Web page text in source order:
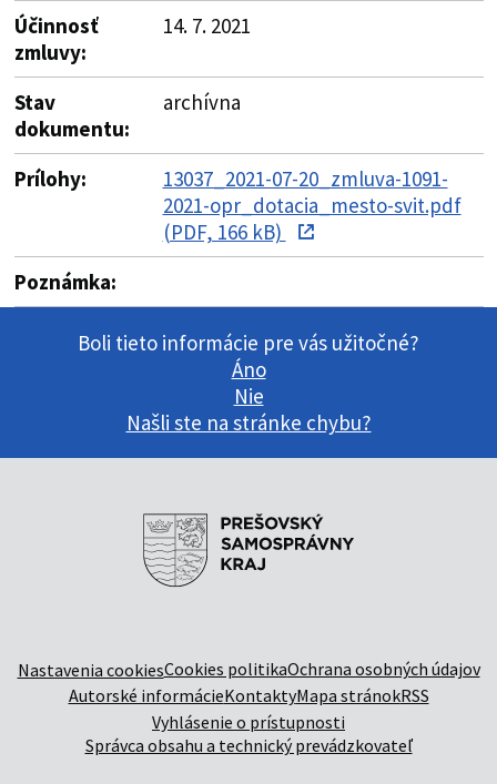
Účinnosť
zmluvy:
14. 7. 2021
Stav
dokumentu:
archívna
Prílohy:
13037_2021-07-20_zmluva-1091-
2021-opr_dotacia_mesto-svit.pdf
(PDF, 166 kB)
Poznámka:
Boli tieto informácie pre vás užitočné?
Áno
Nie
Našli ste na stránke chybu?
Nastavenia cookiesCookies politikaOchrana osobných údajov
Autorské informácieKontaktyMapa stránokRSS
Vyhlásenie o prístupnosti
Správca obsahu a technický prevádzkovateľ